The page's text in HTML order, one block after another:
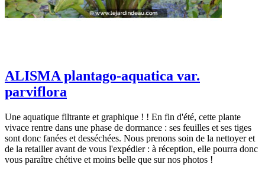
ALISMA plantago-aquatica var.
parviflora
Une aquatique filtrante et graphique ! ! En fin d'été, cette plante
vivace rentre dans une phase de dormance : ses feuilles et ses tiges
sont donc fanées et desséchées. Nous prenons soin de la nettoyer et
de la retailler avant de vous l'expédier : à réception, elle pourra donc
vous paraître chétive et moins belle que sur nos photos !